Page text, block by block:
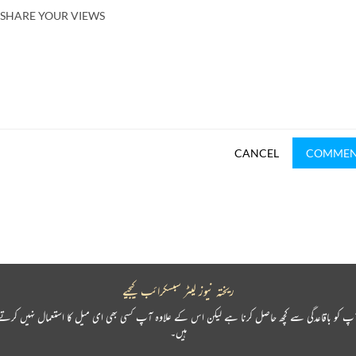
SHARE YOUR VIEWS
CANCEL
ریختہ نیوز لیٹر سبسکرائب کیجیے
کو باقاعدگی سے کچھ حاصل کرنا ہے لیکن اس کے علاوہ آپ کسی بھی ای میل کا استعمال نہیں
ہیں۔